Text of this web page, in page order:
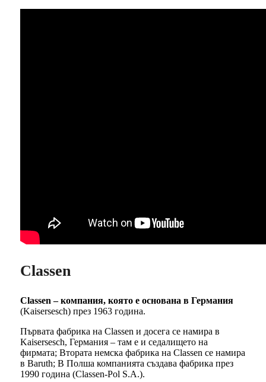
Classen
Classen – компания, която е основана в Германия
(Kaisersesch) през 1963 година.
Първата фабрика на Classen и досега се намира в
Kaisersesch, Германия – там е и седалището на
фирмата; Втората немска фабрика на Classen се намира
в Baruth; В Полша компанията създава фабрика през
1990 година (Classen-Pol S.A.).